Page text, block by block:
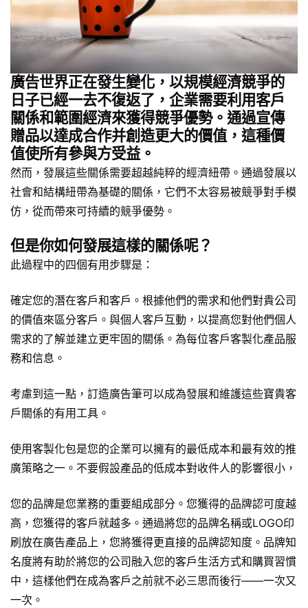
廣告世界正在發生變化，以規模經濟競爭的
日子已經一去不復返了，企業需要利用客戶
關係和範圍經濟來獲得競爭優勢。通過宣傳
贈品以達成合作并創造更大的價值，這種價
值使所有參與方受益。
然而，發展這些關係需要超越純粹的經濟紐帶。通過發展以
社會和結構紐帶為基礎的關係，它們不太容易被競爭對手模
仿，從而帶來可持續的競爭優勢。
但是你如何發展這樣的關係呢？
此過程中的四個有用步驟是：
確定您的潛在客戶和客戶。根據他們的需求和他們對貴公司
的價值來區分客戶。與個人客戶互動，以提高您對他們個人
需求的了解並建立更牢固的關係。為每位客戶客製化產品服
務和信息。
考慮到這一點，訂造廣告筆可以成為發展和維護這些寶貴客
戶關係的有用工具。
使用客製化包是您的企業可以擁有的最低成本和最有效的推
廣策略之一。不要假設產品的低成本對收件人的影響很小，
您的品牌是您業務的重要組成部分。您獲得的品牌認可度越
高，您獲得的客戶就越多。通過將您的品牌名稱或LOGO印
刷放在廣告產品上，您將獲得更直接的品牌認知度。品牌知
名度將有助於將您的公司融入您的客戶生活方式和購買習慣
中，這樣他們在成為客戶之前就不必三思而後行——一次又
一次。